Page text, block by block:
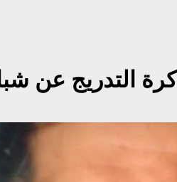
التدريج عن